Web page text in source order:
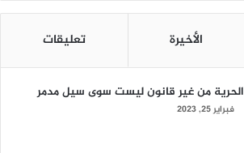
الأخيرة تعليقات
الحرية من غير قانون ليست سوى سيل مدمر
فبراير 25, 2023